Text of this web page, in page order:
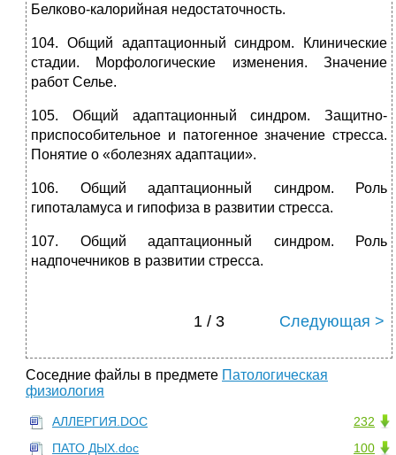
Белково-калорийная недостаточность.
104. Общий адаптационный синдром. Клинические
стадии. Морфологические изменения. Значение
работ Селье.
105. Общий адаптационный синдром. Защитно-
приспособительное и патогенное значение стресса.
Понятие о «болезнях адаптации».
106. Общий адаптационный синдром. Роль
гипоталамуса и гипофиза в развитии стресса.
107. Общий адаптационный синдром. Роль
надпочечников в развитии стресса.
1 / 3 Следующая >
Соседние файлы в предмете Патологическая
физиология
232
АЛЛЕРГИЯ.DOC
100
ПАТО ДЫХ.doc